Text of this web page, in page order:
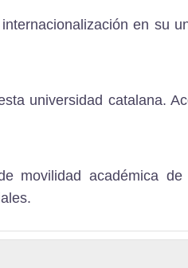
en su
universidad catalana.
movilidad académica de
.